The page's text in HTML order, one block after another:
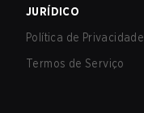
JURÍDICO
Política de Privacidade
Termos de Serviço